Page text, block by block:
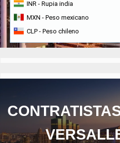
INR - Rupia india
MXN - Peso mexicano
CLP - Peso chileno